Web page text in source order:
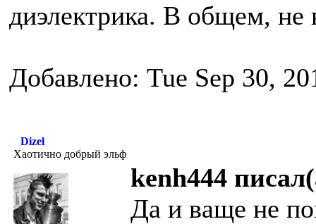
диэлектрика. В общем, не
Добавлено: Tue Sep 30,
Dizel
Хаотично добрый эльф
kenh444
Да и ваще не